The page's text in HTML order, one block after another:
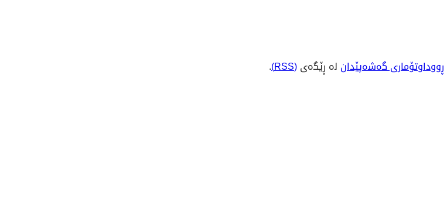
ڕووداوتۆماری گەشەپێدان لە ڕێگەی(RSS)
.